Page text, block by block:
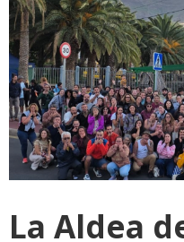
La Aldea